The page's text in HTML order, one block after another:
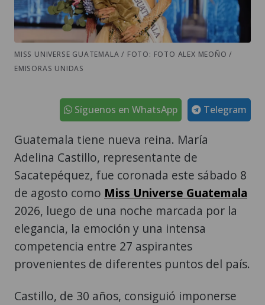
MISS UNIVERSE GUATEMALA / FOTO: FOTO ALEX MEOÑO /
EMISORAS UNIDAS
Telegram
Síguenos en WhatsApp
Guatemala tiene nueva reina. María
Adelina Castillo, representante de
Sacatepéquez, fue coronada este sábado 8
de agosto como Miss Universe Guatemala
2026, luego de una noche marcada por la
elegancia, la emoción y una intensa
competencia entre 27 aspirantes
provenientes de diferentes puntos del país.
Castillo, de 30 años, consiguió imponerse